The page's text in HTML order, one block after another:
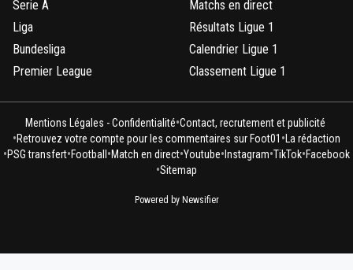
Serie A
Liga
Bundesliga
Premier League
Matchs en direct
Résultats Ligue 1
Calendrier Ligue 1
Classement Ligue 1
Mentions Légales - Confidentialité•Contact, recrutement et publicité
•Retrouvez votre compte pour les commentaires sur Foot01 • La rédaction
•PSG transfert•Football •Match en direct•Youtube• Instagram•TikTok•Facebook
•Sitemap
Powered by Newsifier